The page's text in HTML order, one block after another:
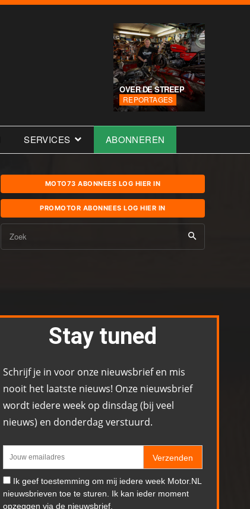
OVER DE STREEP
REPORTAGES
SERVICES ABONNEREN
MOTO73 ABONNEES LOG HIER IN
PROMOTOR ABONNEES LOG HIER IN
Zoek
Stay tuned
Schrijf je in voor onze nieuwsbrief en mis
nooit het laatste nieuws! Onze nieuwsbrief
wordt iedere week op dinsdag (bij veel
nieuws) en donderdag verstuurd.
Verzenden
Ik geef toestemming om mij iedere week Motor.NL
nieuwsbrieven toe te sturen. Ik kan ieder moment
opzeggen via de nieuwsbrief.